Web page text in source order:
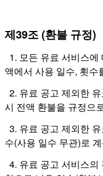
제39조 (환불 규정)
1. 모든 유료 서비스
액에서 사용 일수, 횟수
2. 유료 공고 제외한
시 전액 환불을 규정으
3. 유료 공고 제외한
수(사용 일수 무관)로
4. 유료 공고 서비스의